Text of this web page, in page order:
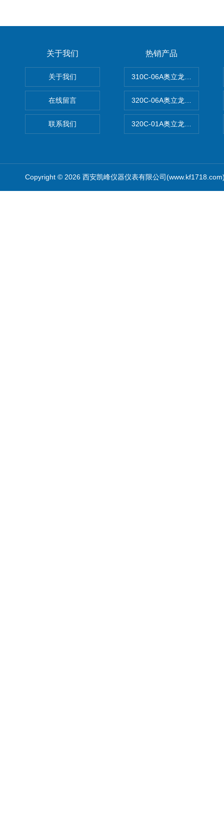
关于我们
关于我们
在线留言
联系我们
热销产品
310C-06A奥立龙实验室台式
320C-06A奥立龙实验室便携
320C-01A奥立龙实验室便携
Copyright © 2026 西安凯峰仪器仪表有限公司